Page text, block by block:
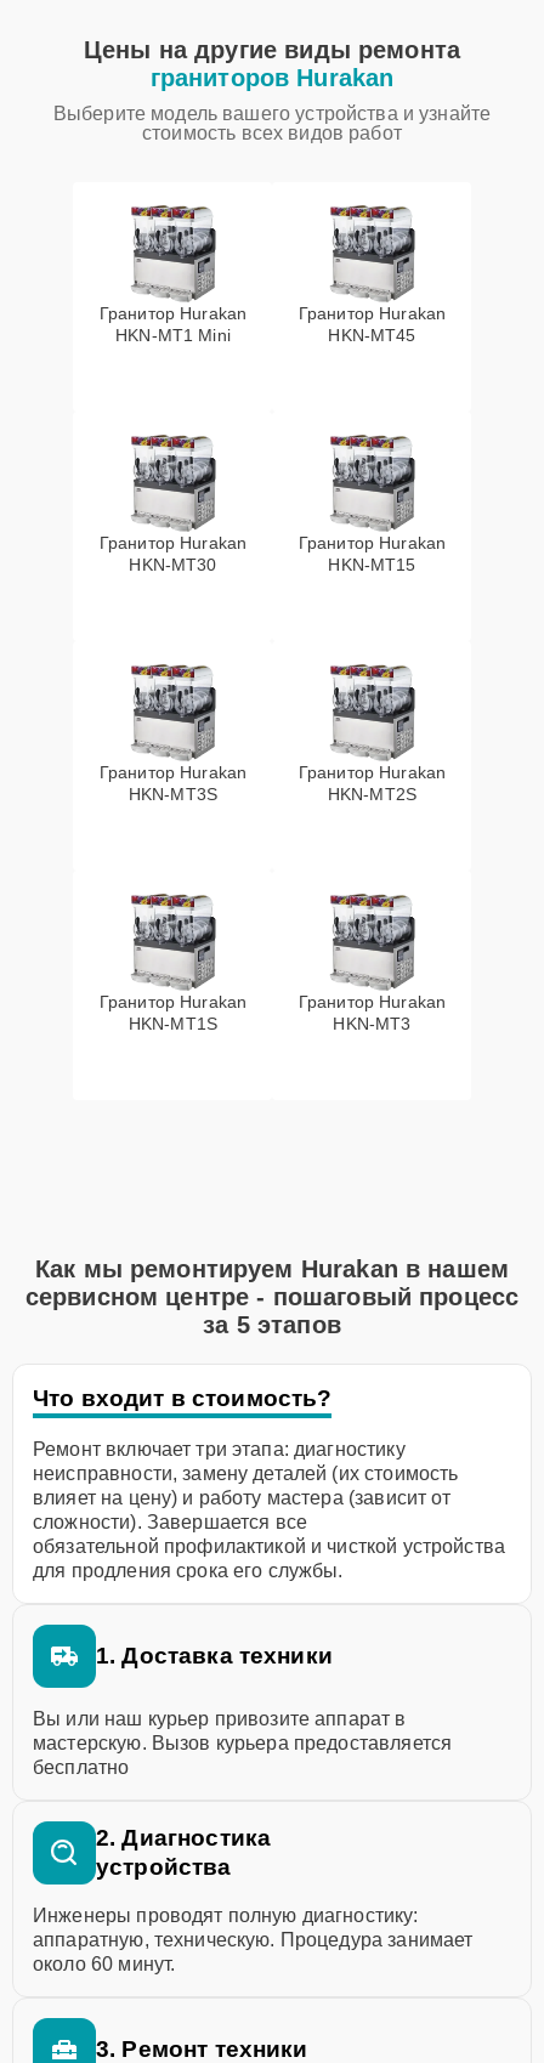
Цены на другие виды ремонта
граниторов Hurakan
Выберите модель вашего устройства и узнайте
стоимость всех видов работ
Гранитор Hurakan
HKN-MT1 Mini
Гранитор Hurakan
HKN-MT45
Гранитор Hurakan
HKN-MT30
Гранитор Hurakan
HKN-MT15
Гранитор Hurakan
HKN-MT3S
Гранитор Hurakan
HKN-MT2S
Гранитор Hurakan
HKN-MT1S
Гранитор Hurakan
HKN-MT3
Как мы ремонтируем Hurakan в нашем
сервисном центре - пошаговый процесс
за 5 этапов
Что входит в стоимость?
Ремонт включает три этапа: диагностику
неисправности, замену деталей (их стоимость
влияет на цену) и работу мастера (зависит от
сложности). Завершается все
обязательной профилактикой и чисткой устройства
для продления срока его службы.
1. Доставка техники
Вы или наш курьер привозите аппарат в
мастерскую. Вызов курьера предоставляется
бесплатно
2. Диагностика
устройства
Инженеры проводят полную диагностику:
аппаратную, техническую. Процедура занимает
около 60 минут.
3. Ремонт техники